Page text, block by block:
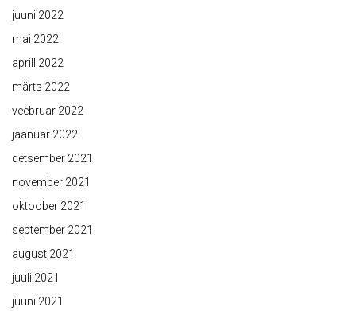
juuni 2022
mai 2022
aprill 2022
märts 2022
veebruar 2022
jaanuar 2022
detsember 2021
november 2021
oktoober 2021
september 2021
august 2021
juuli 2021
juuni 2021